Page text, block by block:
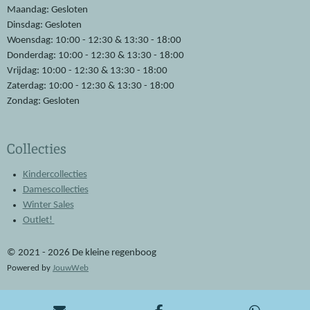
o
p
p
Maandag: Gesloten
Dinsdag: Gesloten
Woensdag: 10:00 - 12:30 & 13:30 - 18:00
Donderdag: 10:00 - 12:30 & 13:30 - 18:00
Vrijdag: 10:00 - 12:30 & 13:30 - 18:00
Zaterdag: 10:00 - 12:30 & 13:30 - 18:00
Zondag: Gesloten
Collecties
Kindercollecties
Damescollecties
Winter Sales
Outlet!
© 2021 - 2026 De kleine regenboog
Powered by JouwWeb